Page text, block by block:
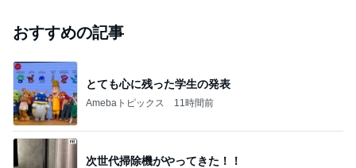
おすすめの記事
とても心に残った学生の発表
Amebaトピックス 11時間前
次世代掃除機がやってきた！！